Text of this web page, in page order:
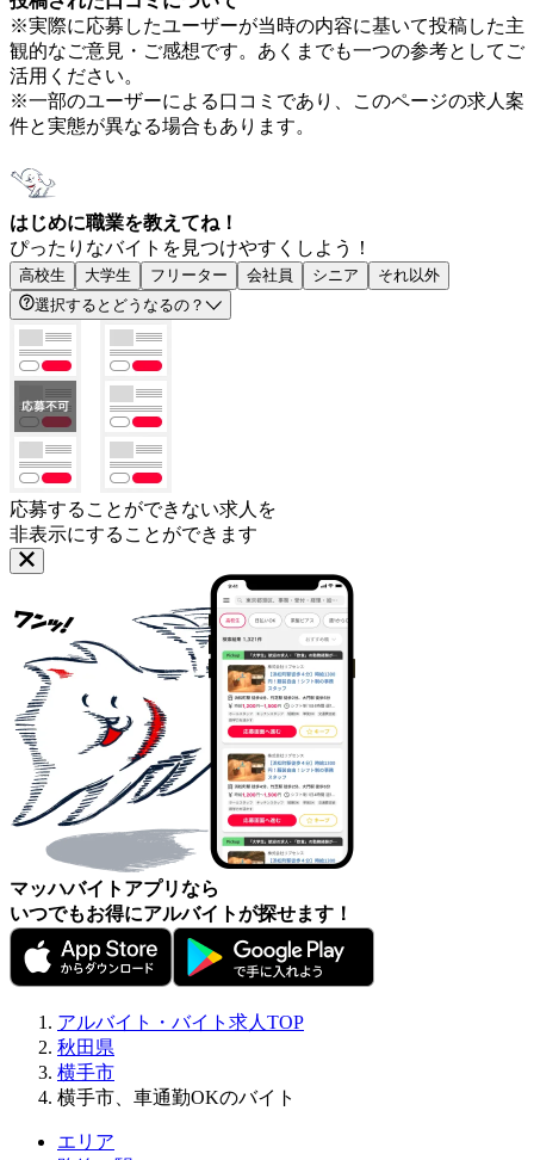
※実際に応募したユーザーが当時の内容に基いて投稿した主
観的なご意見・ご感想です。あくまでも一つの参考としてご
活用ください。
※一部のユーザーによる口コミであり、このページの求人案
件と実態が異なる場合もあります。
はじめに職業を教えてね！
ぴったりなバイトを見つけやすくしよう！
高校生 大学生 フリーター 会社員 シニア
それ以外
選択するとどうなるの？
応募することができない求人を
非表示にすることができます
マッハバイトアプリなら
いつでもお得にアルバイトが探せます！
アルバイト・バイト求人TOP
秋田県
横手市
横手市、車通勤OKのバイト
エリア